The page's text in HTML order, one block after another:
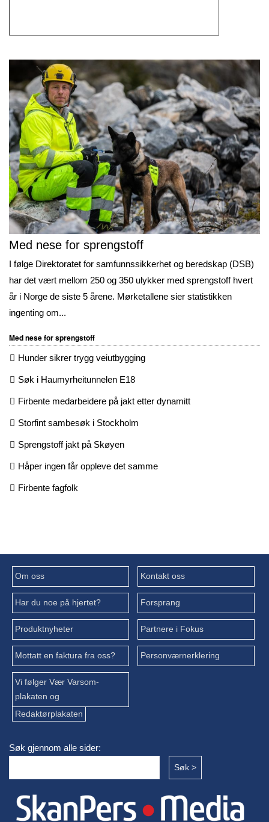
Med nese for sprengstoff
I følge Direktoratet for samfunnssikkerhet og beredskap (DSB)
har det vært mellom 250 og 350 ulykker med sprengstoff hvert
år i Norge de siste 5 årene. Mørketallene sier statistikken
ingenting om...
Med nese for sprengstoff
Hunder sikrer trygg veiutbygging
Søk i Haumyrheitunnelen E18
Firbente medarbeidere på jakt etter dynamitt
Storfint sambesøk i Stockholm
Sprengstoff jakt på Skøyen
Håper ingen får oppleve det samme
Firbente fagfolk
Om oss Kontakt oss
Har du noe på hjertet? Forsprang
Produktnyheter Partnere i Fokus
Mottatt en faktura fra oss? Personværnerklering
Vi følger Vær Varsom-
plakaten og
Redaktørplakaten
Søk gjennom alle sider: